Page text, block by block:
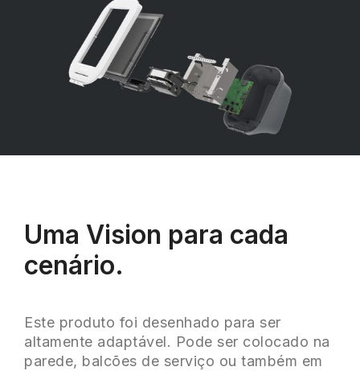
Uma Vision para cada
cenário.
Este produto foi desenhado para ser
altamente adaptável. Pode ser colocado na
parede, balcões de serviço ou também em